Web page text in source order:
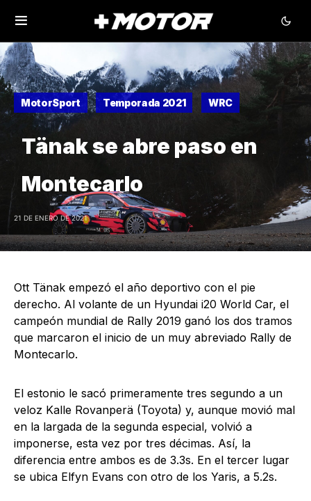
MotorSport Temporada 2021 WRC
Tänak se abre paso en
Montecarlo
21 DE ENERO DE 2021
Ott Tänak empezó el año deportivo con el pie
derecho. Al volante de un Hyundai i20 World Car, el
campeón mundial de Rally 2019 ganó los dos tramos
que marcaron el inicio de un muy abreviado Rally de
Montecarlo.
El estonio le sacó primeramente tres segundo a un
veloz Kalle Rovanperä (Toyota) y, aunque movió mal
en la largada de la segunda especial, volvió a
imponerse, esta vez por tres décimas. Así, la
diferencia entre ambos es de 3.3s. En el tercer lugar
se ubica Elfyn Evans con otro de los Yaris, a 5.2s.